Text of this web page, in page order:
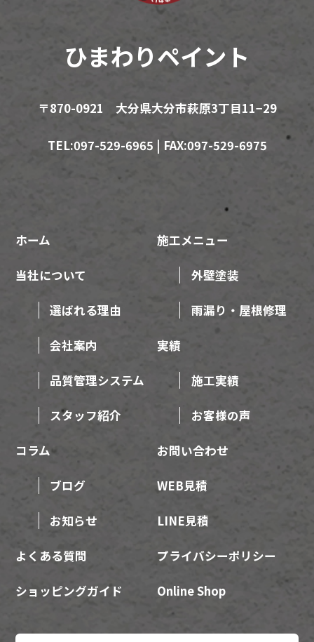
ひまわりペイント
〒870-0921 大分県大分市萩原3丁目11−29
TEL:097-529-6965 | FAX:097-529-6975
ホーム
当社について
選ばれる理由
会社案内
品質管理システム
スタッフ紹介
施工メニュー
外壁塗装
雨漏り・屋根修理
実績
施工実績
お客様の声
コラム
ブログ
お知らせ
よくある質問
お問い合わせ
WEB見積
LINE見積
プライバシーポリシー
Online Shop
ショッピングガイド